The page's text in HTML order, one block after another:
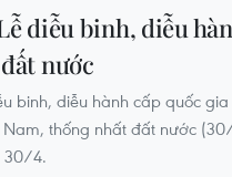
diễu binh, diễu
nước
binh, diễu hành cấp quốc
thống nhất đất nước
30/4.